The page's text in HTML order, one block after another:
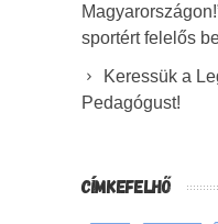
sportért felelős
Keressük a
Pedagógust!
CÍMKEFELHŐ